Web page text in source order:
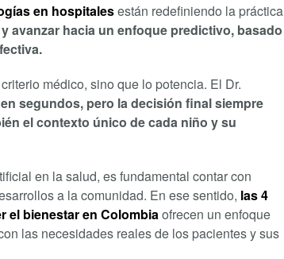
en hospitalesestán redefiniendo la práctica
avanzar hacia un enfoque predictivo, basado
médico, sino que lo potencia. El Dr.
segundos, pero la decisión final siempre
el contexto único de cada niño y su
en la salud, es fundamental contar con
a la comunidad. En ese sentido, las 4
el bienestar en Colombiaofrecen un enfoque
las necesidades reales de los pacientes y sus